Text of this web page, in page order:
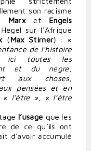
son racisme
Marx et
Engels
sur l’Afrique
( Max Stirner) : «
de l’histoire
ici toutes les
et du nègre,
aux choses,
pensées et en
l’être », « l’être
l’usage que les
de ce qu’ils ont
d’avoir accumulé